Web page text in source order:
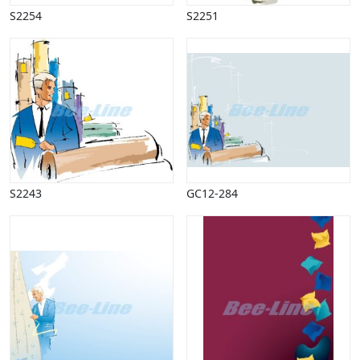
Lyd, billede
Mærkedage
Marked, kræmmere
Mennesker
Nationalflag, verdenskort
Natur
Nytår
Påske
Penge, finans
Restauration, hotel
Scenarier
Skibe, både, søfart
Sommer
Spil
S2254 S2251
S2243 GC12-284